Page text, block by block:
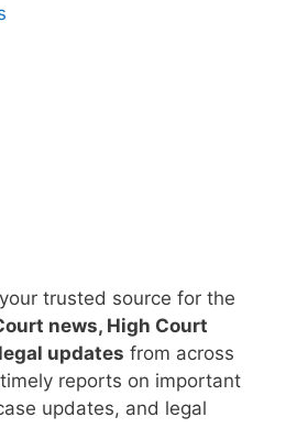
trusted source for the
news, High Court
updates from across
reports on important
updates, and legal